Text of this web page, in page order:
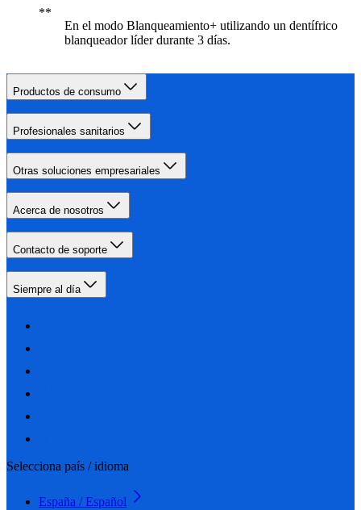
En el modo Blanqueamiento+ utilizando un dentífrico
blanqueador líder durante 3 días.
Productos de consumo
Profesionales sanitarios
Otras soluciones empresariales
Acerca de nosotros
Contacto de soporte
Siempre al día
Selecciona país / idioma
España / Español